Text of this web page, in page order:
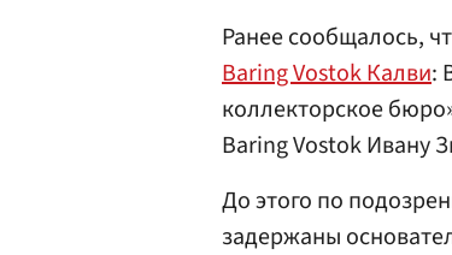
Ранее сообщалось,
Baring Vostok Калви:
коллекторское
Baring Vostok Ивану
До этого по
задержаны